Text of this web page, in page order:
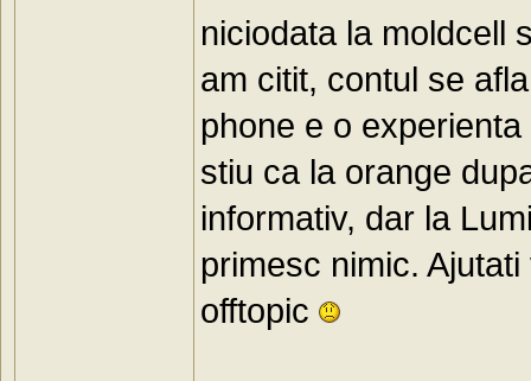
niciodata la moldcell
am citit, contul se
phone e o
stiu ca la orange
informativ, dar la
primesc nimic.
offtopic